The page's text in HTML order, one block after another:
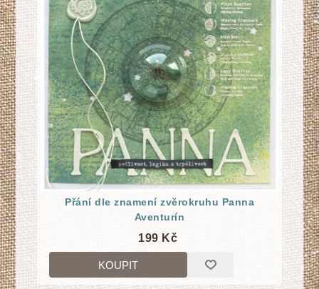
Přání dle znamení zvĕrokruhu Panna
Aventurín
199 Kč
KOUPIT